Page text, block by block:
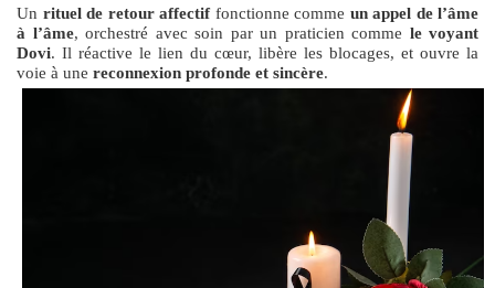
Un rituel de retour affectiffonctionne comme un appel de l’âme
à l’âme, orchestré avec soin par un praticien comme le voyant
Dovi. Il réactive le lien du cœur, libère les blocages, et ouvre la
voie à une reconnexion profonde et sincère.